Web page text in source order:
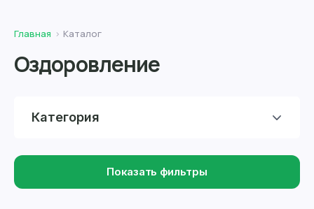
Главная Каталог
Оздоровление
Категория
Показать фильтры